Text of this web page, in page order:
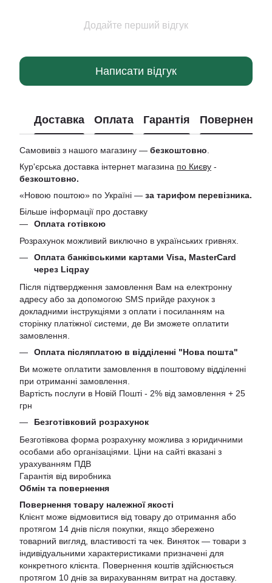
Додайте перший відгук
Написати відгук
Доставка Оплата Гарантія Повернення
Самовивіз з нашого магазину — безкоштовно
Кур'єрська доставка інтернет магазина по Києву -
безкоштовно.
«Новою поштою» по Україні — за тарифом перевізника.
Більше інформації про доставку
Оплата готівкою
Розрахунок можливий виключно в українських гривнях.
Оплата банківськими картами Visa, MasterCard
через Liqpay
Після підтвердження замовлення Вам на електронну
адресу або за допомогою SMS прийде рахунок з
докладними інструкціями з оплати і посиланням на
сторінку платіжної системи, де Ви зможете оплатити
замовлення.
Оплата післяплатою в відділенні "Нова пошта"
Ви можете оплатити замовлення в поштовому відділенні
при отриманні замовлення.
Вартість послуги в Новій Пошті - 2% від замовлення + 25
грн
Безготівковий розрахунок
Безготівкова форма розрахунку можлива з юридичними
особами або організаціями. Ціни на сайті вказані з
урахуванням ПДВ
Гарантія від виробника
Обмін та повернення
Повернення товару належної якості
Клієнт може відмовитися від товару до отримання або
протягом 14 днів після покупки, якщо збережено
товарний вигляд, властивості та чек. Виняток — товари з
індивідуальними характеристиками призначені для
конкретного клієнта. Повернення коштів здійснюється
протягом 10 днів за вирахуванням витрат на доставку.